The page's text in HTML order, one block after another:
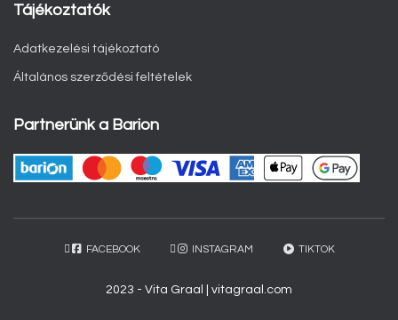
Tájékoztatók
Adatkezelési tájékoztató
Általános szerződési feltételek
Partnerünk a Barion
FACEBOOK INSTAGRAM TIKTOK
2023 - Vita Graal | vitagraal.com